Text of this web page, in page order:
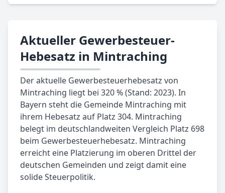
Aktueller Gewerbesteuer-
Hebesatz in Mintraching
Der aktuelle Gewerbesteuerhebesatz von
Mintraching liegt bei 320 % (Stand: 2023). In
Bayern steht die Gemeinde Mintraching mit
ihrem Hebesatz auf Platz 304. Mintraching
belegt im deutschlandweiten Vergleich Platz 698
beim Gewerbesteuerhebesatz. Mintraching
erreicht eine Platzierung im oberen Drittel der
deutschen Gemeinden und zeigt damit eine
solide Steuerpolitik.